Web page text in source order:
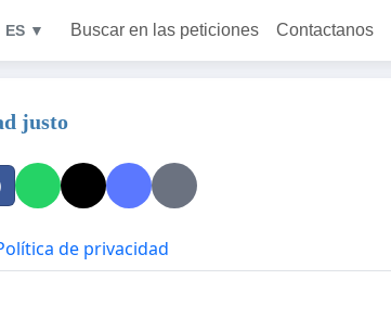
ES ▼ Buscar en las peticiones Contactanos
justo
de privacidad